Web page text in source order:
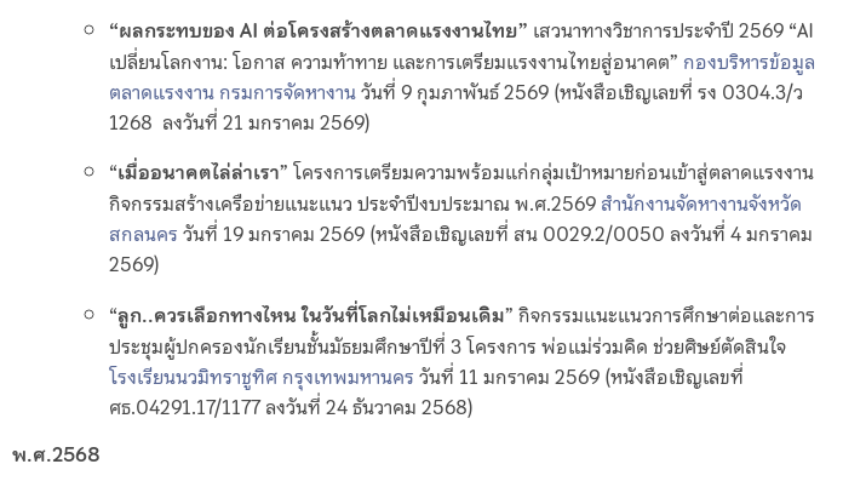
“ผลกระทบของ AI ต่อโครงสร้างตลาดแรงงานไทย” เสวนาทางวิชาการประจำปี 2569 “AI
เปลี่ยนโลกงาน: โอกาส ความท้าทาย และการเตรียมแรงงานไทยสู่อนาคต” กองบริหารข้อมูล
ตลาดแรงงาน กรมการจัดหางานวันที่ 9 กุมภาพันธ์ 2569 (หนังสือเชิญเลขที่ รง 0304.3/ว
1268 ลงวันที่ 21 มกราคม 2569)
“เมื่ออนาคตไล่ล่าเรา” โครงการเตรียมความพร้อมแก่กลุ่มเป้าหมายก่อนเข้าสู่ตลาดแรงงาน
กิจกรรมสร้างเครือข่ายแนะแนว ประจำปีงบประมาณ พ.ศ.2569สำนักงานจัดหางานจังหวัด
สกลนครวันที่ 19 มกราคม 2569 (หนังสือเชิญเลขที่ สน 0029.2/0050 ลงวันที่ 4 มกราคม
2569)
“ลูก..ควรเลือกทางไหน ในวันที่โลกไม่เหมือนเดิม” กิจกรรมแนะแนวการศึกษาต่อและการ
ประชุมผู้ปกครองนักเรียนชั้นมัธยมศึกษาปีที่ 3 โครงการ พ่อแม่ร่วมคิด ช่วยศิษย์ตัดสินใจ
โรงเรียนนวมิทราชูทิศ กรุงเทพมหานครวันที่ 11 มกราคม 2569 (หนังสือเชิญเลขที่
ศธ.04291.17/1177 ลงวันที่ 24 ธันวาคม 2568)
พ.ศ.2568